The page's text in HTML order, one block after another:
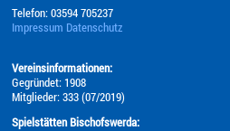
Telefon:03594 705237
Impressum Datenschutz
Vereinsinformationen:
Gegründet: 1908
Mitglieder: 333 (07/2019)
Spielstätten Bischofswerda: